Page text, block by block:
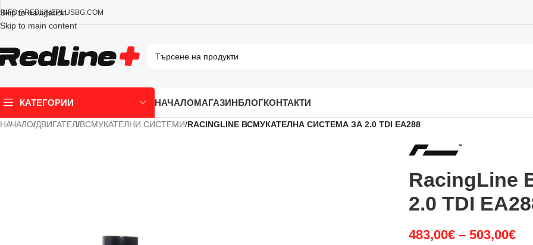
Skip to navigation
Skip to main content
INFO@REDLINEPLUSBG.COM
КАТЕГОРИИ НАЧАЛОМАГАЗИНБЛОГКОНТАКТИ
НАЧАЛО/ДВИГАТЕЛ/ВСМУКАТЕЛНИ СИСТЕМИ/RACINGLINE ВСМУКАТЕЛНА СИСТЕМА ЗА 2.0 TDI EA288
RacingLine
2.0 TDI
483,00€ – 503,00€